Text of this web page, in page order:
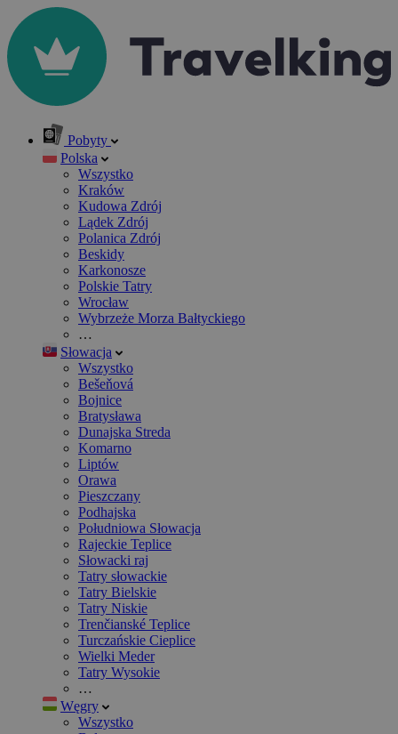
Pobyty
Polska
Wszystko
Kraków
Kudowa Zdrój
Lądek Zdrój
Polanica Zdrój
Beskidy
Karkonosze
Polskie Tatry
Wrocław
Wybrzeże Morza Bałtyckiego
…
Słowacja
Wszystko
Bešeňová
Bojnice
Bratysława
Dunajska Streda
Komarno
Liptów
Orawa
Pieszczany
Podhajska
Południowa Słowacja
Rajeckie Teplice
Słowacki raj
Tatry słowackie
Tatry Bielskie
Tatry Niskie
Trenčianské Teplice
Turczańskie Cieplice
Wielki Meder
Tatry Wysokie
…
Węgry
Wszystko